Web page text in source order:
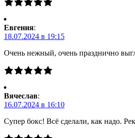
Евгения:
18.07.2024 в 19:15
Очень нежный, очень празднично
Вячеслав:
16.07.2024 в 16:10
Супер бокс! Всё сделали, как надо.